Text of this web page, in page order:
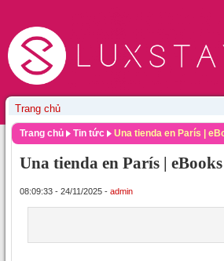
Trang chủ Tin tức Una tienda en París |
Una tienda en París |
08:09:33 - 24/11/2025 - admin